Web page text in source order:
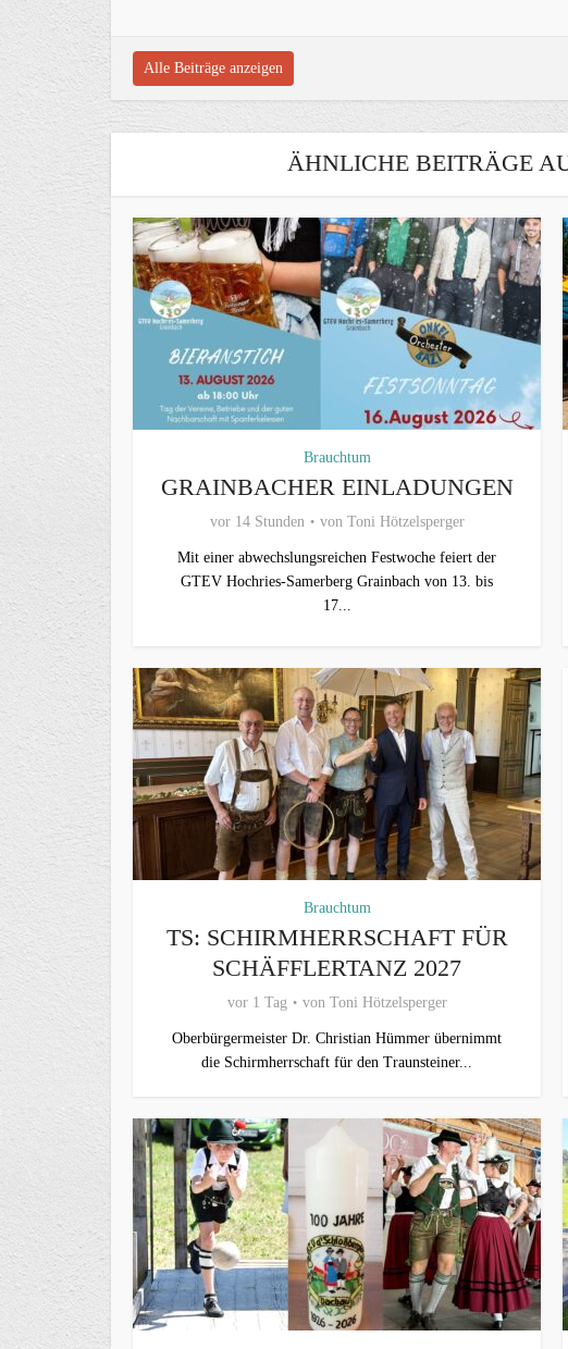
Alle Beiträge anzeigen
ÄHNLICHE BEITRÄGE
Brauchtum
GRAINBACHER EINLADUNGEN
vor 14 Stunden von Toni Hötzelsperger
Mit einer abwechslungsreichen Festwoche feiert der
GTEV Hochries-Samerberg Grainbach von 13. bis
17...
Brauchtum
TS: SCHIRMHERRSCHAFT FÜR
SCHÄFFLERTANZ 2027
vor 1 Tag von Toni Hötzelsperger
Oberbürgermeister Dr. Christian Hümmer übernimmt
die Schirmherrschaft für den Traunsteiner...